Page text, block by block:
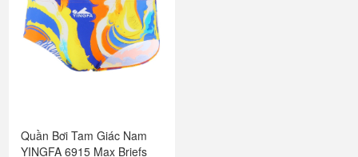
Quần Bơi Tam Giác Nam
YINGFA 6915 Max Briefs